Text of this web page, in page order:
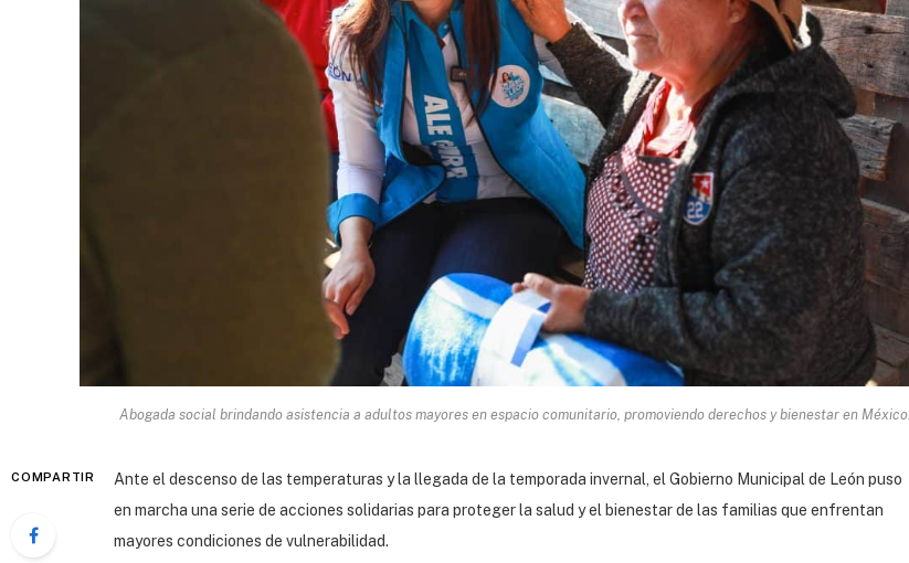
Abogada social brindando asistencia a adultos mayores en espacio comunitario, promoviendo derechos y bienestar en México.
COMPARTIR
Ante el descenso de las temperaturas y la llegada de la temporada invernal, el Gobierno Municipal de León puso
en marcha una serie de acciones solidarias para proteger la salud y el bienestar de las familias que enfrentan
mayores condiciones de vulnerabilidad.